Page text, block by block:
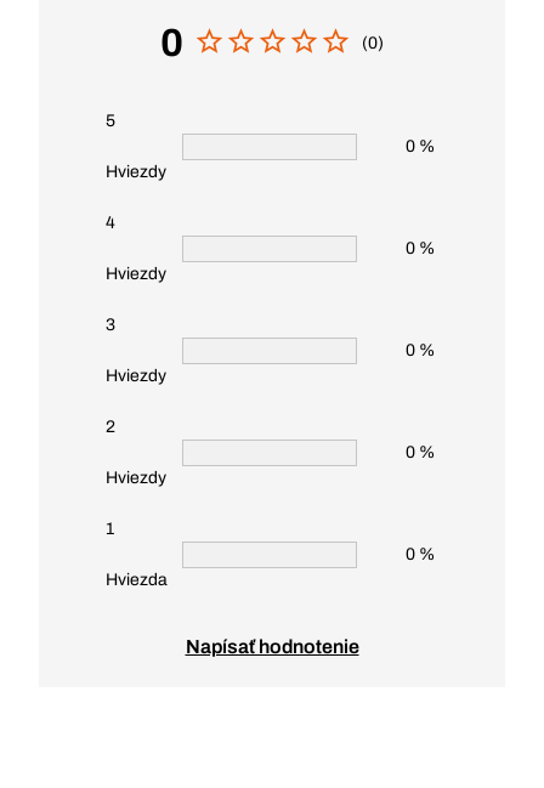
0 (0)
5
Hviezdy
0 %
4
Hviezdy
0 %
3
Hviezdy
0 %
2
Hviezdy
0 %
1
Hviezda
0 %
Napísať hodnotenie